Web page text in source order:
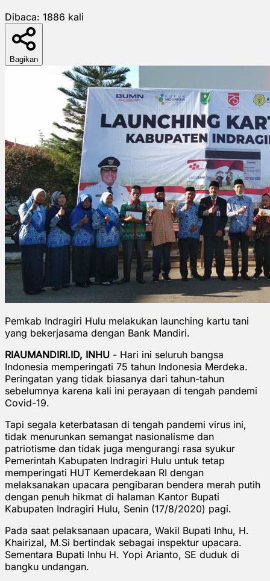
Dibaca: 1886 kali
Bagikan
Pemkab Indragiri Hulu melakukan launching kartu tani
yang bekerjasama dengan Bank Mandiri.
RIAUMANDIRI.ID, INHU - Hari ini seluruh bangsa
Indonesia memperingati 75 tahun Indonesia Merdeka.
Peringatan yang tidak biasanya dari tahun-tahun
sebelumnya karena kali ini perayaan di tengah pandemi
Covid-19.
Tapi segala keterbatasan di tengah pandemi virus ini,
tidak menurunkan semangat nasionalisme dan
patriotisme dan tidak juga mengurangi rasa syukur
Pemerintah Kabupaten Indragiri Hulu untuk tetap
memperingati HUT Kemerdekaan RI dengan
melaksanakan upacara pengibaran bendera merah putih
dengan penuh hikmat di halaman Kantor Bupati
Kabupaten Indragiri Hulu, Senin (17/8/2020) pagi.
Pada saat pelaksanaan upacara, Wakil Bupati Inhu, H.
Khairizal, M.Si bertindak sebagai inspektur upacara.
Sementara Bupati Inhu H. Yopi Arianto, SE duduk di
bangku undangan.